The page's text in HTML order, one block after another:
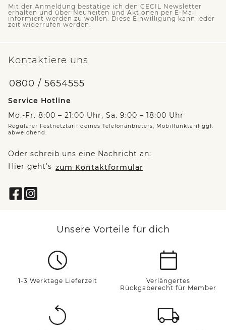
Mit der Anmeldung bestätige ich den CECIL Newsletter
erhalten und über Neuheiten und Aktionen per E-Mail
informiert werden zu wollen. Diese Einwilligung kann jeder
zeit widerrufen werden.
Kontaktiere uns
0800 / 5654555
Service Hotline
Mo.-Fr. 8:00 – 21:00 Uhr, Sa. 9:00 – 18:00 Uhr
Regulärer Festnetztarif deines Telefonanbieters, Mobilfunktarif ggf.
abweichend.
Oder schreib uns eine Nachricht an:
Hier geht’s zum Kontaktformular
Unsere Vorteile für dich
1-3 Werktage Lieferzeit
Verlängertes
Rückgaberecht für Member